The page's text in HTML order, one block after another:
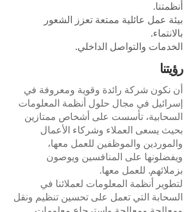
أنظمتنا.
بيئة عمل عائلية ممتعة تعزز الشعور
بالانتماء.
الخدمات والتواصل الداخلي.
رؤيتنا
أن نكون شركة رائدة وقوية ومعروفة في
إسرائيل في مجال حلول أنظمة المعلومات
السحابية، تأسست على أشخاص ممتازين
بحيث يسعى العملاء وشركاء الأعمال
والموردين والموظفين للعمل معها،
ويفضلونها على المنافسين ويوصون
بزملائهم. للعمل معها.
لتطوير أنظمة المعلومات لعملائنا في
السحابة التي تعمل على تحسين تنظيم ونقل